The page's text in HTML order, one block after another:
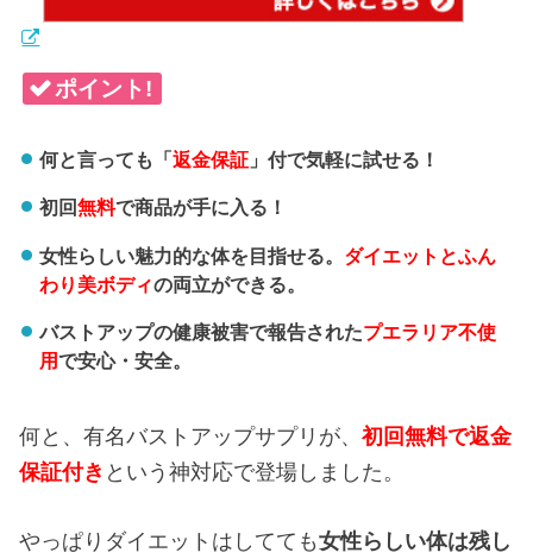
ポイント!
何と言っても「返金保証」付で気軽に試せる！
初回無料で商品が手に入る！
女性らしい魅力的な体を目指せる。 ダイエットとふん
わり美ボディの両立ができる。
バストアップの健康被害で報告されたプエラリア不使
用で安心・安全。
何と、有名バストアップサプリが、初回無料で返金
保証付き という神対応で登場しました。
やっぱりダイエットはしてても女性らしい体は残し